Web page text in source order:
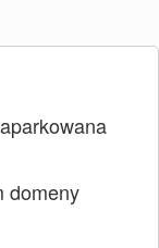
domeny